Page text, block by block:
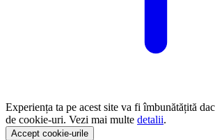
Experiența ta pe acest site va fi îmbunătățită
de cookie-uri. Vezi mai multe detalii.
Accept cookie-urile